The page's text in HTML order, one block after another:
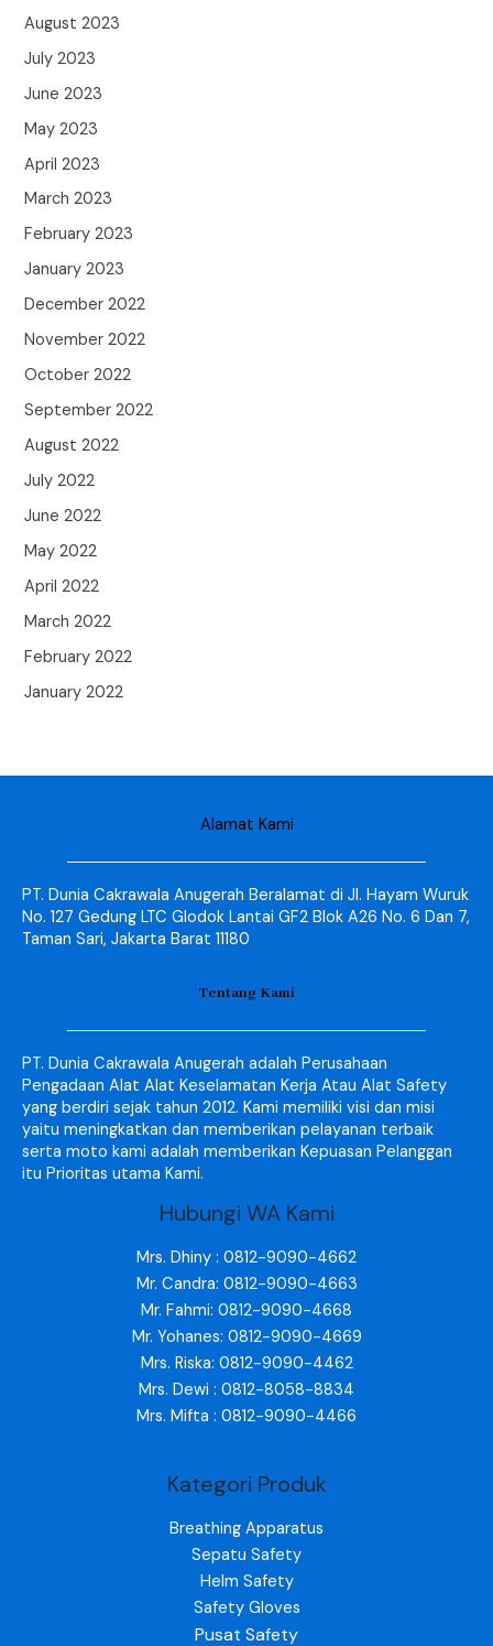
August 2023
July 2023
June 2023
May 2023
April 2023
March 2023
February 2023
January 2023
December 2022
November 2022
October 2022
September 2022
August 2022
July 2022
June 2022
May 2022
April 2022
March 2022
February 2022
January 2022
Alamat Kami
PT. Dunia Cakrawala Anugerah Beralamat di Jl. Hayam Wuruk
No. 127 Gedung LTC Glodok Lantai GF2 Blok A26 No. 6 Dan 7,
Taman Sari, Jakarta Barat 11180
Tentang Kami
PT. Dunia Cakrawala Anugerah adalah Perusahaan
Pengadaan Alat Alat Keselamatan Kerja Atau Alat Safety
yang berdiri sejak tahun 2012. Kami memiliki visi dan misi
yaitu meningkatkan dan memberikan pelayanan terbaik
serta moto kami adalah memberikan Kepuasan Pelanggan
itu Prioritas utama Kami.
Hubungi WA Kami
Mrs. Dhiny : 0812-9090-4662
Mr. Candra: 0812-9090-4663
Mr. Fahmi: 0812-9090-4668
Mr. Yohanes: 0812-9090-4669
Mrs. Riska: 0812-9090-4462
Mrs. Dewi : 0812-8058-8834
Mrs. Mifta : 0812-9090-4466
Kategori Produk
Breathing Apparatus
Sepatu Safety
Helm Safety
Safety Gloves
Pusat Safety